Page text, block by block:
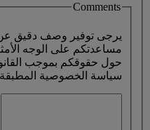
Comments
يرجى توفير وصف دقيق
مساعدتكم على الوجه
حول حقوقكم بموجب
سياسة الخصوصية المطبقة